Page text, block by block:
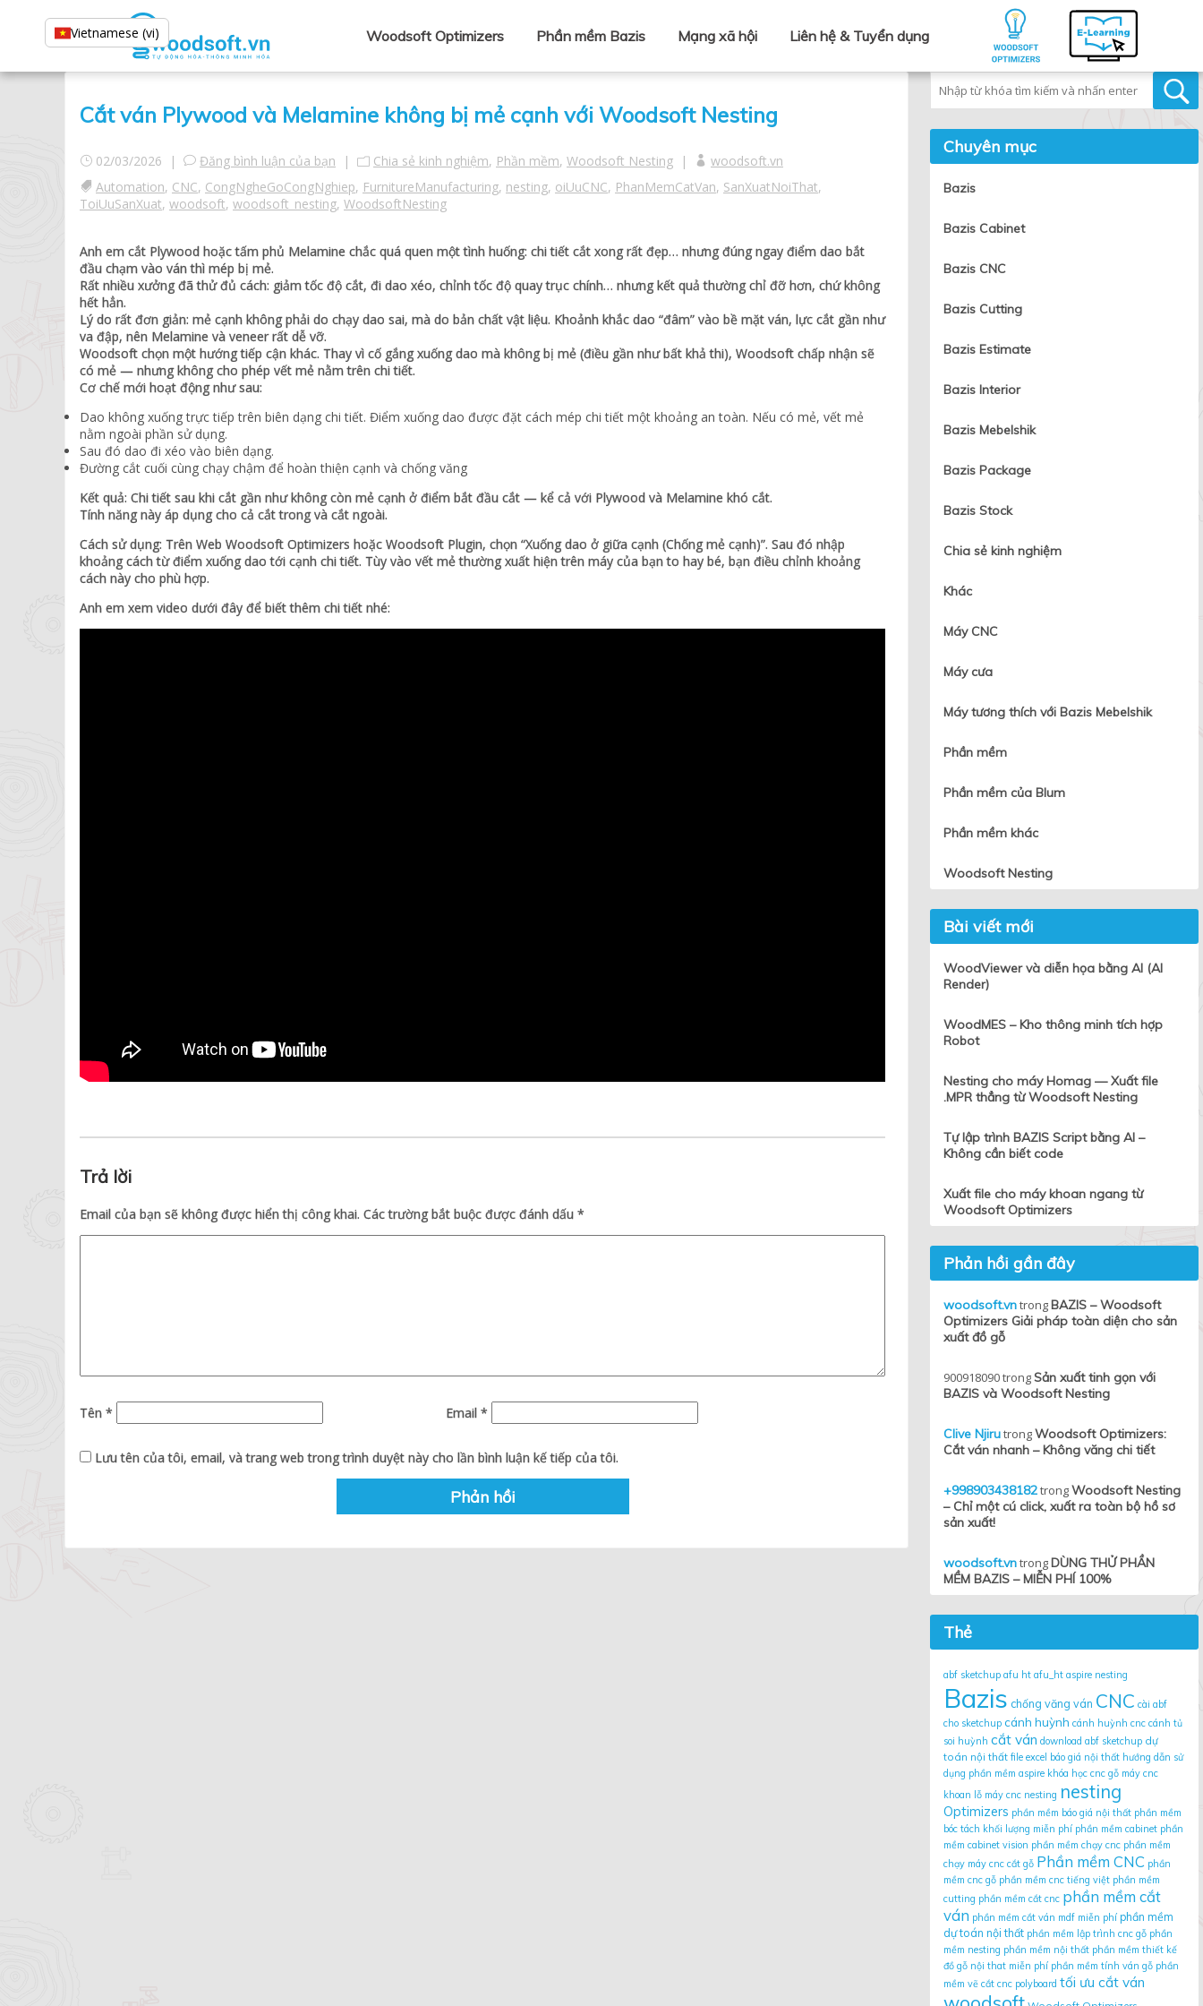
Woodsoft Optimizers Phần mềm Bazis Mạng xã hội Liên hệ & Tuyển dụng
Cắt ván Plywood và Melamine không bị mẻ cạnh với Woodsoft Nesting
02/03/2026 | Đăng bình luận của bạn | Chia sẻ kinh nghiệm, Phần mềm, Woodsoft Nesting |
woodsoft.vn
Automation, CNC, CongNgheGoCongNghiep, FurnitureManufacturing, nesting, oiUuCNC, PhanMemCatVan, SanXuatNoiThat,
ToiUuSanXuat, woodsoft, woodsoft_nesting, WoodsoftNesting
Anh em cắt Plywood hoặc tấm phủ Melamine chắc quá quen một tình huống: chi tiết cắt xong rất đẹp… nhưng đúng ngay điểm dao bắt
đầu chạm vào ván thì mép bị mẻ.
Rất nhiều xưởng đã thử đủ cách: giảm tốc độ cắt, đi dao xéo, chỉnh tốc độ quay trục chính… nhưng kết quả thường chỉ đỡ hơn, chứ không
hết hẳn.
Lý do rất đơn giản: mẻ cạnh không phải do chạy dao sai, mà do bản chất vật liệu. Khoảnh khắc dao “đâm” vào bề mặt ván, lực cắt gần như
va đập, nên Melamine và veneer rất dễ vỡ.
Woodsoft chọn một hướng tiếp cận khác. Thay vì cố gắng xuống dao mà không bị mẻ (điều gần như bất khả thi), Woodsoft chấp nhận sẽ
có mẻ — nhưng không cho phép vết mẻ nằm trên chi tiết.
Cơ chế mới hoạt động như sau:
Dao không xuống trực tiếp trên biên dạng chi tiết. Điểm xuống dao được đặt cách mép chi tiết một khoảng an toàn. Nếu có mẻ, vết mẻ
nằm ngoài phần sử dụng.
Sau đó dao đi xéo vào biên dạng.
Đường cắt cuối cùng chạy chậm để hoàn thiện cạnh và chống văng
Kết quả: Chi tiết sau khi cắt gần như không còn mẻ cạnh ở điểm bắt đầu cắt — kể cả với Plywood và Melamine khó cắt.
Tính năng này áp dụng cho cả cắt trong và cắt ngoài.
Cách sử dụng: Trên Web Woodsoft Optimizers hoặc Woodsoft Plugin, chọn “Xuống dao ở giữa cạnh (Chống mẻ cạnh)”. Sau đó nhập
khoảng cách từ điểm xuống dao tới cạnh chi tiết. Tùy vào vết mẻ thường xuất hiện trên máy của bạn to hay bé, bạn điều chỉnh khoảng
cách này cho phù hợp.
Anh em xem video dưới đây để biết thêm chi tiết nhé:
Trả lời
Email của bạn sẽ không được hiển thị công khai. Các trường bắt buộc được đánh dấu *
Tên * Email *
Lưu tên của tôi, email, và trang web trong trình duyệt này cho lần bình luận kế tiếp của tôi.
Chuyên mục
Bazis
Bazis Cabinet
Bazis CNC
Bazis Cutting
Bazis Estimate
Bazis Interior
Bazis Mebelshik
Bazis Package
Bazis Stock
Chia sẻ kinh nghiệm
Khác
Máy CNC
Máy cưa
Máy tương thích với Bazis Mebelshik
Phần mềm
Phần mềm của Blum
Phần mềm khác
Woodsoft Nesting
Bài viết mới
WoodViewer và diễn họa bằng AI (AI
Render)
WoodMES – Kho thông minh tích hợp
Robot
Nesting cho máy Homag — Xuất file
.MPR thẳng từ Woodsoft Nesting
Tự lập trình BAZIS Script bằng AI –
Không cần biết code
Xuất file cho máy khoan ngang từ
Woodsoft Optimizers
Phản hồi gần đây
woodsoft.vntrongBAZIS – Woodsoft
Optimizers Giải pháp toàn diện cho sản
xuất đồ gỗ
900918090trongSản xuất tinh gọn với
BAZIS và Woodsoft Nesting
Clive NjirutrongWoodsoft Optimizers:
Cắt ván nhanh – Không văng chi tiết
+998903438182trongWoodsoft Nesting
– Chỉ một cú click, xuất ra toàn bộ hồ sơ
sản xuất!
woodsoft.vntrongDÙNG THỬ PHẦN
MỀM BAZIS – MIỄN PHÍ 100%
Thẻ
abf sketchup afu ht afu_ht aspire nesting
Bazis chống văng ván CNC cài abf
cho sketchup cánh huỳnh cánh huỳnh cnc cánh tủ
soi huỳnh cắt ván download abf sketchup dự
toán nội thất file excel báo giá nội thất hướng dẫn sử
dụng phần mềm aspire khóa học cnc gỗ máy cnc
khoan lỗ máy cnc nesting nesting
Optimizers phần mềm báo giá nội thất phần mềm
bóc tách khối lượng miễn phí phần mềm cabinet phần
mềm cabinet vision phần mềm chạy cnc phần mềm
chạy máy cnc cắt gỗ Phần mềm CNC phần
mềm cnc gỗ phần mềm cnc tiếng việt phần mềm
cutting phần mềm cắt cnc phần mềm cắt
ván phần mềm cắt ván mdf miễn phí phần mềm
dự toán nội thất phần mềm lập trình cnc gỗ phần
mềm nesting phần mềm nội thất phần mềm thiết kế
đồ gỗ nội that miễn phí phần mềm tính ván gỗ phần
mềm vẽ cắt cnc polyboard tối ưu cắt ván
Vietnamese (vi)